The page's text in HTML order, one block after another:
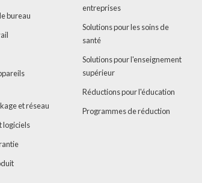
bureau
et réseau
logiciels
entreprises
Solutions pour les soins de
santé
Solutions pour l'enseignement
supérieur
Réductions pour l'éducation
Programmes de réduction